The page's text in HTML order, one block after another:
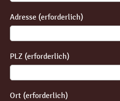
Adresse (erforderlich)
PLZ (erforderlich)
Ort (erforderlich)